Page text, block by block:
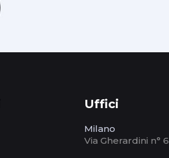
Uffici
Milano
Via Gherardini n° 6